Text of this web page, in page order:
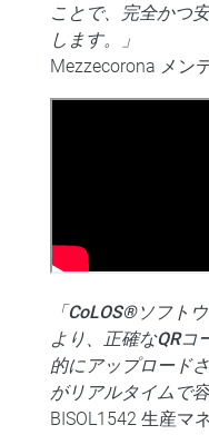
ことで、完全かつ
します。」
Mezzecorona メン
「CoLOS®ソフト
より、正確なQRコ
的にアップロード
がリアルタイムで
BISOL1542 生産マ